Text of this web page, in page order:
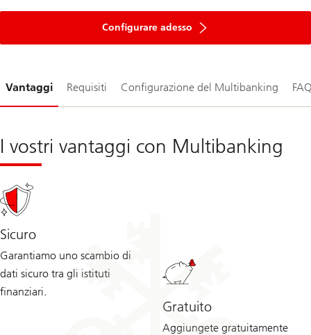
Configurare adesso
Vantaggi Requisiti Configurazione del Multibanking
1-
I vostri vantaggi con Multibanking
Sicuro
Garantiamo uno scambio di
dati sicuro tra gli istituti
finanziari.
Gratuito
Aggiungete gratuitamente